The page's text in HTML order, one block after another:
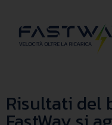
Risultati del